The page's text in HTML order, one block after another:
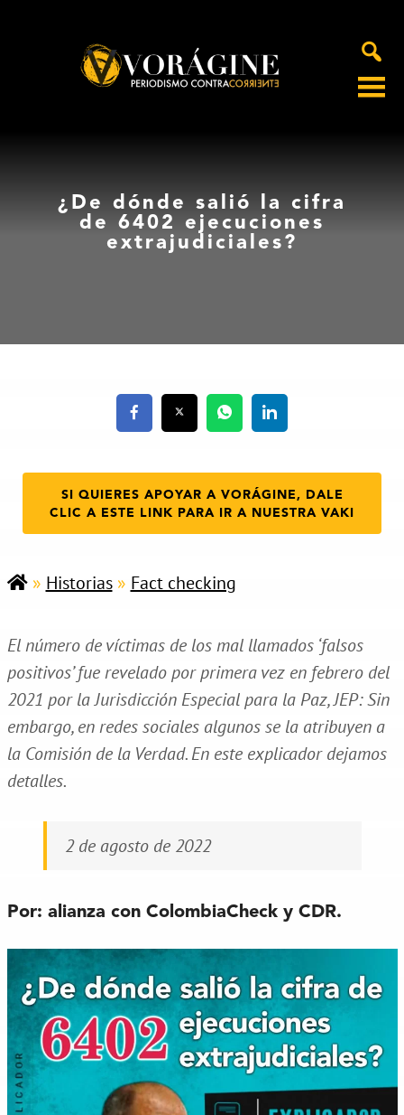
¿De dónde salió la cifra
de 6402 ejecuciones
extrajudiciales?
SI QUIERES APOYAR A VORÁGINE, DALE
CLIC A ESTE LINK PARA IR A NUESTRA VAKI
» Historias» Fact checking
El número de víctimas de los mal llamados ‘falsos
positivos’ fue revelado por primera vez en febrero del
2021 por la Jurisdicción Especial para la Paz, JEP: Sin
embargo, en redes sociales algunos se la atribuyen a
la Comisión de la Verdad. En este explicador dejamos
detalles.
2 de agosto de 2022
Por: alianza con ColombiaCheck y CDR.